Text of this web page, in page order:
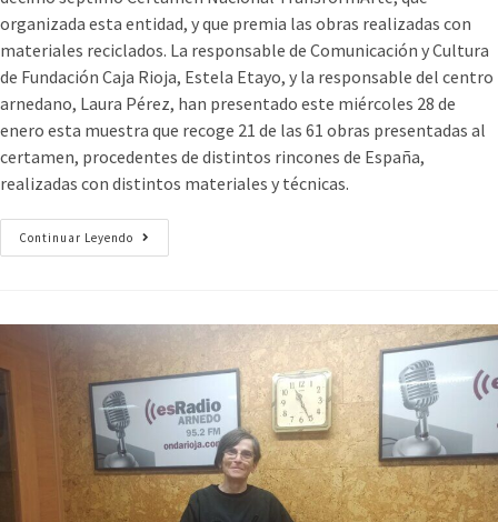
organizada esta entidad, y que premia las obras realizadas con
materiales reciclados. La responsable de Comunicación y Cultura
de Fundación Caja Rioja, Estela Etayo, y la responsable del centro
arnedano, Laura Pérez, han presentado este miércoles 28 de
enero esta muestra que recoge 21 de las 61 obras presentadas al
certamen, procedentes de distintos rincones de España,
realizadas con distintos materiales y técnicas.
Continuar Leyendo